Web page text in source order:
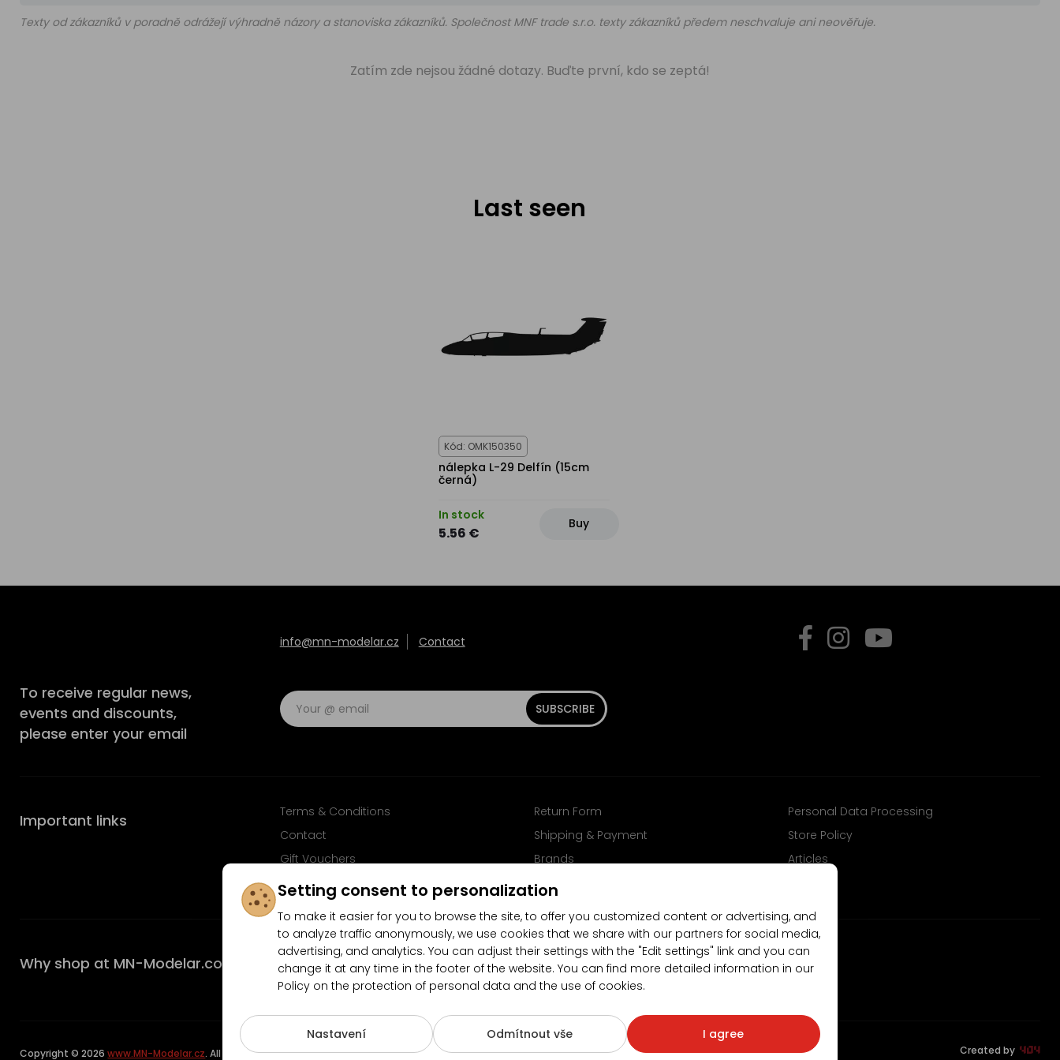
Texty od zákazníků v poradně odrážejí výhradně názory a stanoviska zákazníků. Společnost MNF trade s.r.o. texty zákazníků předem neschvaluje ani neověřuje.
Zatím zde nejsou žádné dotazy. Buďte první, kdo se zeptá!
Last seen
Kód: OMK150350
nálepka L-29 Delfín (15cm
černá)
In stock
5.56 €
Buy
info@mn-modelar.cz Contact
To receive regular news,
events and discounts,
please enter your email
SUBSCRIBE
Important links Terms & Conditions Return Form
Personal Data Processing
Contact
Shipping & Payment
Store Policy
Gift Vouchers
Brands
Articles
FAQ
Follow us on Facebook
Why shop at MN-Modelar.com
4.9/5 (10481x) 4.5/5(189x)
Copyright © 2026www.MN-Modelar.cz. All rights reserved. Created by
Setting consent to personalization
To make it easier for you to browse the site, to offer you customized content or advertising, and
to analyze traffic anonymously, we use cookies that we share with our partners for social media,
advertising, and analytics. You can adjust their settings with the "Edit settings" link and you can
change it at any time in the footer of the website. You can find more detailed information in our
Policy on the protection of personal data and the use of cookies.
Nastavení Odmítnout vše I agree